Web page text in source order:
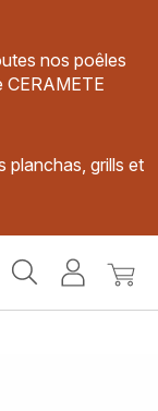
nos poêles
CERAMETE
planchas, grills et
MonMon